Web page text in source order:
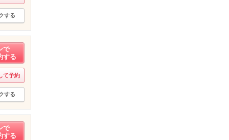
する
で
する
て予約
する
で
する